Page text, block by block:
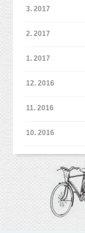
3. 2017
2. 2017
1. 2017
12. 2016
11. 2016
10. 2016